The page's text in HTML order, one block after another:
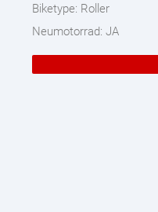
Biketype: Roller
Neumotorrad: JA